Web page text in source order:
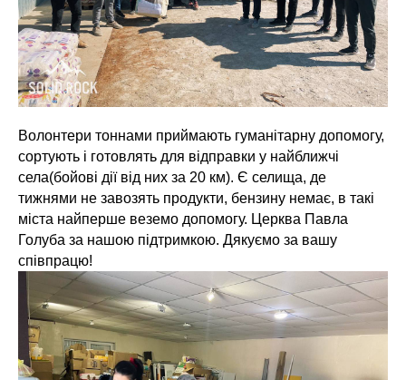
Волонтери тоннами приймають гуманітарну допомогу,
сортують і готовлять для відправки у найближчі
села(бойові дії від них за 20 км). Є селища, де
тижнями не завозять продукти, бензину немає, в такі
міста найперше веземо допомогу. Церква Павла
Голуба за нашою підтримкою. Дякуємо за вашу
співпрацю!